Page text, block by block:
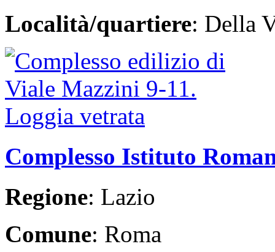
Località/quartiere: Della
Complesso Istituto
Regione: Lazio
Comune: Roma